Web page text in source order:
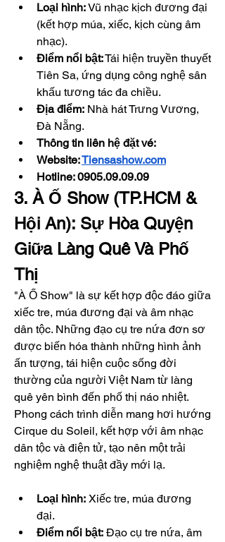
Loại hình: Vũ nhạc kịch đương đại
(kết hợp múa, xiếc, kịch cùng âm
nhạc).
Điểm nổi bật: Tái hiện truyền thuyết
Tiên Sa, ứng dụng công nghệ sân
khấu tương tác đa chiều.
Địa điểm: Nhà hát Trưng Vương,
Đà Nẵng.
Thông tin liên hệ đặt vé:
Website: Tiensashow.com
Hotline: 0905.09.09.09
3. À Ố Show (TP.HCM &
Hội An): Sự Hòa Quyện
Giữa Làng Quê Và Phố
Thị
"À Ố Show" là sự kết hợp độc đáo giữa
xiếc tre, múa đương đại và âm nhạc
dân tộc. Những đạo cụ tre nứa đơn sơ
được biến hóa thành những hình ảnh
ấn tượng, tái hiện cuộc sống đời
thường của người Việt Nam từ làng
quê yên bình đến phố thị náo nhiệt.
Phong cách trình diễn mang hơi hướng
Cirque du Soleil, kết hợp với âm nhạc
dân tộc và điện tử, tạo nên một trải
nghiệm nghệ thuật đầy mới lạ.
Loại hình: Xiếc tre, múa đương
đại.
Điểm nổi bật: Đạo cụ tre nứa, âm